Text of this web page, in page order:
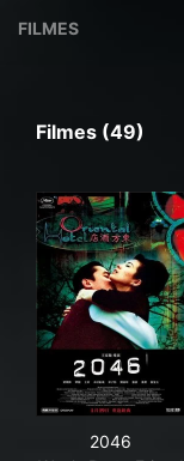
FILMES
Filmes (49)
2046